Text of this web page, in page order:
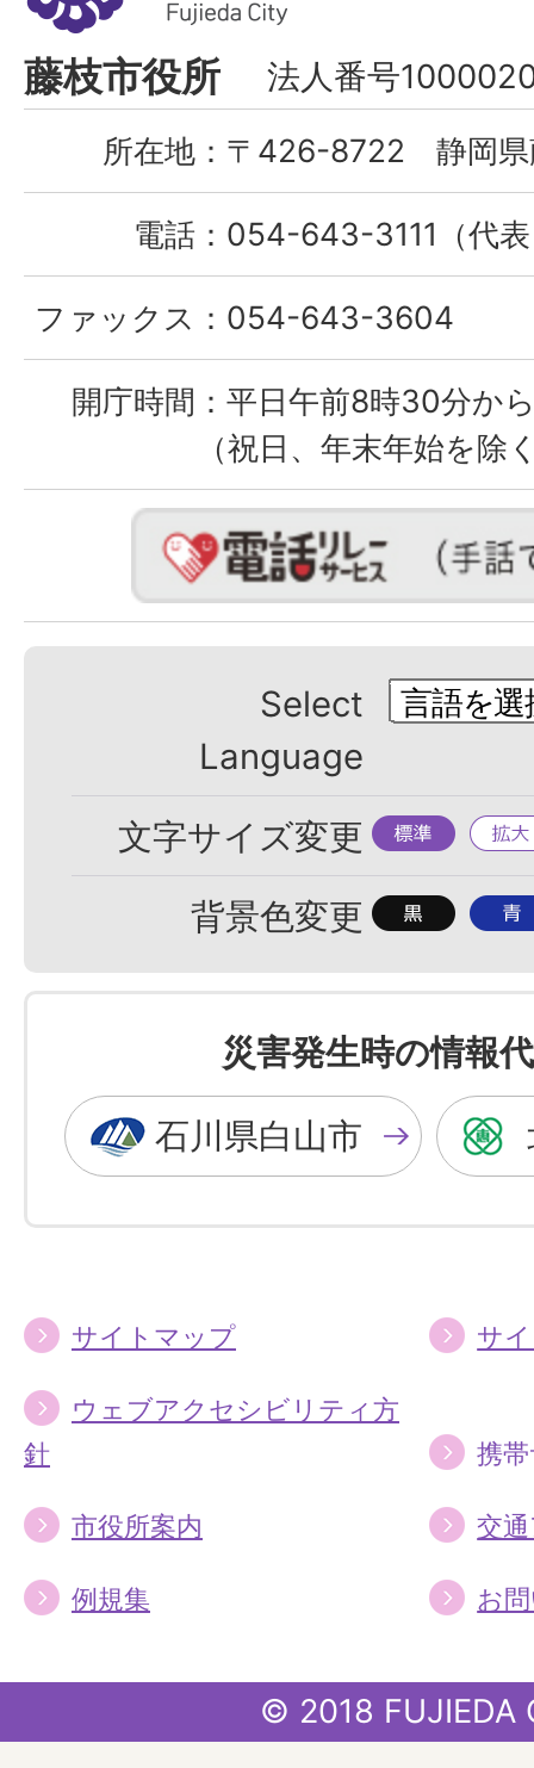
市
Fujieda
City
藤枝市役所 法人番号
所在地： 〒426-8722 静岡県
電話： 054-643-3111（代
ファックス： 054-643-3604
開庁時間： 平日午前8時30分か
（祝日、年末年始を除
Select
Language
文字サイズ変更 標
準
拡
大
背景色変更 背
色
を
黒
色
に
背
色
を
青
色
に
災害発生時の情報
石川県白山市
サイトマップ サ
ウェブアクセシビリティ方
針
携
市役所案内 交
例規集 お
© 2018 FUJIEDA